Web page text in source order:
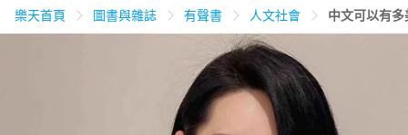
養生保健
樂天首頁 圖書與雜誌 有聲書 人文社會 中文可以有